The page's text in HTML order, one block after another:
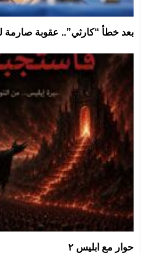
بعد خطأ “كارثي”.. عقوبة صارمة
حوار مع ابليس ٢